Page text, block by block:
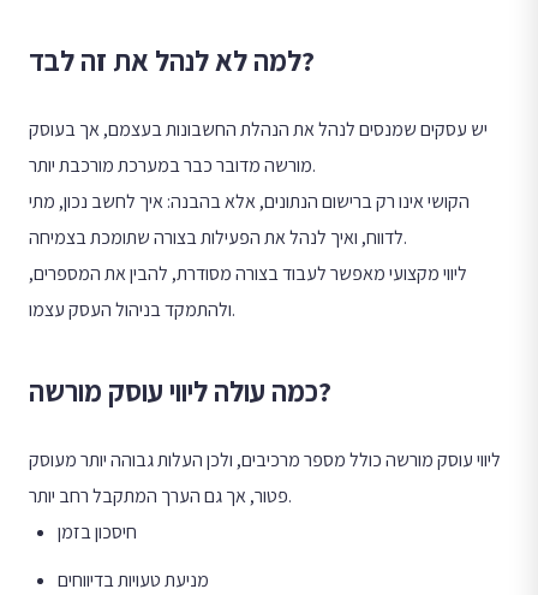
למה לא לנהל את זה לבד?
יש עסקים שמנסים לנהל את הנהלת החשבונות בעצמם, אך בעוסק
מורשה מדובר כבר במערכת מורכבת יותר.
הקושי אינו רק ברישום הנתונים, אלא בהבנה: איך לחשב נכון, מתי
לדווח, ואיך לנהל את הפעילות בצורה שתומכת בצמיחה.
ליווי מקצועי מאפשר לעבוד בצורה מסודרת, להבין את המספרים,
ולהתמקד בניהול העסק עצמו.
כמה עולה ליווי עוסק מורשה?
ליווי עוסק מורשה כולל מספר מרכיבים, ולכן העלות גבוהה יותר מעוסק
פטור, אך גם הערך המתקבל רחב יותר.
חיסכון בזמן
מניעת טעויות בדיווחים